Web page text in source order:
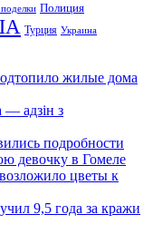
Полиция
Турция Украина
жилые дома
— адзін з
подробности
девочку в Гомеле
цветы к
9,5 года за кражи